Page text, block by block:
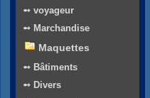
➻ voyageur
➻ Marchandise
Maquettes
➻ Bâtiments
➻ Divers